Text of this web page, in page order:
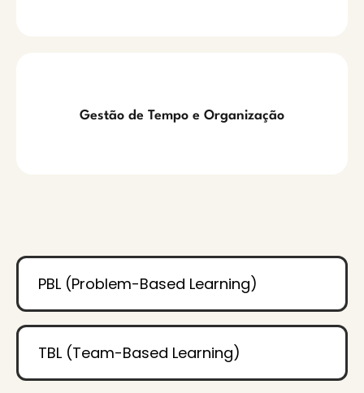
Gestão de Tempo e Organização
PBL (Problem-Based Learning)
TBL (Team-Based Learning)